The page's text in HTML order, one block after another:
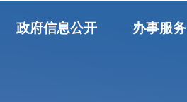
政府信息公开 办事服务